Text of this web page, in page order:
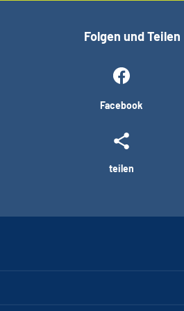
Folgen und Teilen
Facebook
teilen